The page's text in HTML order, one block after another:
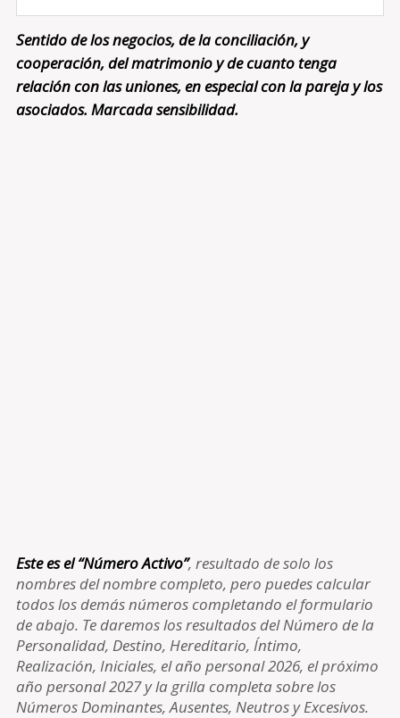
Sentido de los negocios, de la conciliación, y
cooperación, del matrimonio y de cuanto tenga
relación con las uniones, en especial con la pareja y los
asociados. Marcada sensibilidad.
Este es el “Número Activo”, resultado de solo los
nombres del nombre completo, pero puedes calcular
todos los demás números completando el formulario
de abajo. Te daremos los resultados del Número de la
Personalidad, Destino, Hereditario, Íntimo,
Realización, Iniciales, el año personal 2026, el próximo
año personal 2027 y la grilla completa sobre los
Números Dominantes, Ausentes, Neutros y Excesivos.